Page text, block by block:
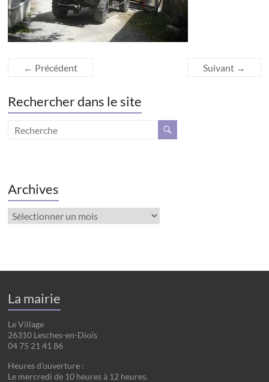
← Précédent Suivant →
Rechercher dans le site
Archives
Archives
La mairie
Le Village
26310 Lesches-en-Diois
04 75 21 41 86
Heures d'ouverture :
Le mercredi de 10 heures à 12 heures.